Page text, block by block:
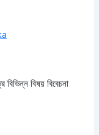
বিষয় বিবেচনা